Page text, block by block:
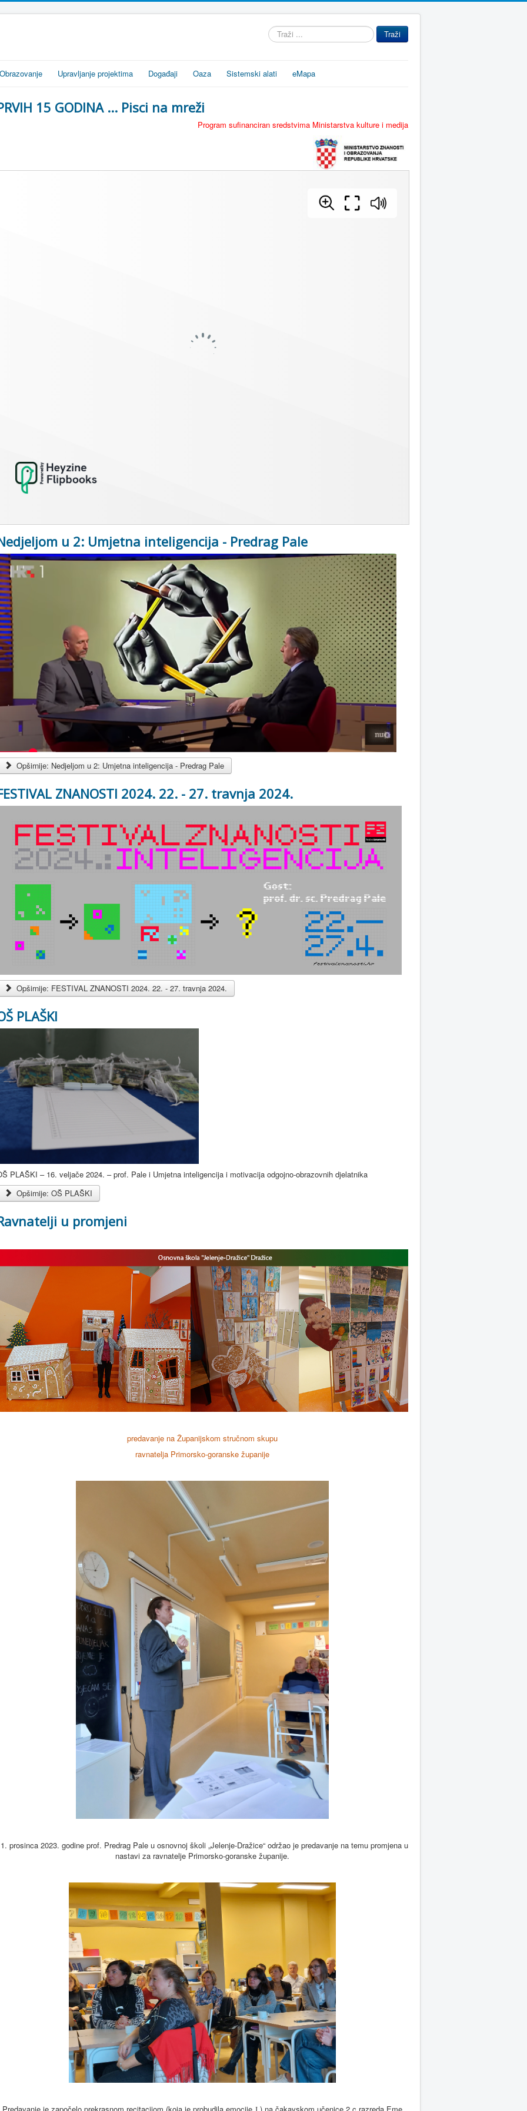
Traži
...
Traži
Obrazovanje Upravljanje projektima Događaji Oaza Sistemski alati eMapa
15 GODINA ... Pisci na mreži
Program sufinanciran sredstvima Ministarstva kulture i medija
u 2: Umjetna inteligencija - Predrag Pale
Opširnije: Nedjeljom u 2: Umjetna inteligencija - Predrag Pale
ZNANOSTI 2024. 22. - 27. travnja 2024.
Opširnije: FESTIVAL ZNANOSTI 2024. 22. - 27. travnja 2024.
PLAŠKI
PLAŠKI – 16. veljače 2024. – prof. Pale i Umjetna inteligencija i motivacija odgojno-obrazovnih djelatnika
Opširnije: OŠ PLAŠKI
u promjeni
predavanje na Županijskom stručnom skupu
ravnatelja Primorsko-goranske županije
prosinca 2023. godine prof. Predrag Pale u osnovnoj školi „Jelenje-Dražice“ održao je predavanje na temu promjena u
nastavi za ravnatelje Primorsko-goranske županije.